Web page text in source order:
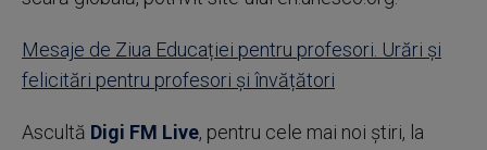
Mesaje de Ziua Educației pentru profesori. Urări și
felicitări pentru profesori și învățători
Ascultă Digi FM Live, pentru cele mai noi știri, la